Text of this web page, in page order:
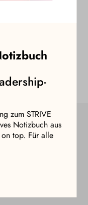
zum STRIVE
Notizbuch aus
top. Für alle